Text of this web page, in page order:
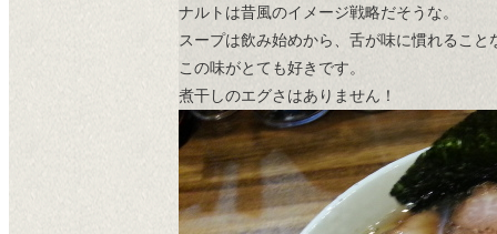
ナルトは昔風のイメージ戦略だそうな。
スープは飲み始めから、舌が味に慣れるこ
この味がとても好きです。
煮干しのエグさはありません！